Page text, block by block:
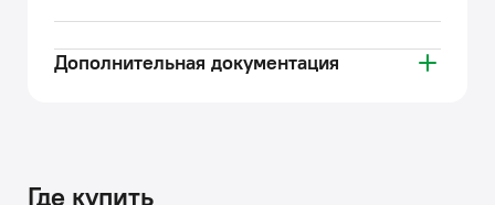
Дополнительная документация
Где купить